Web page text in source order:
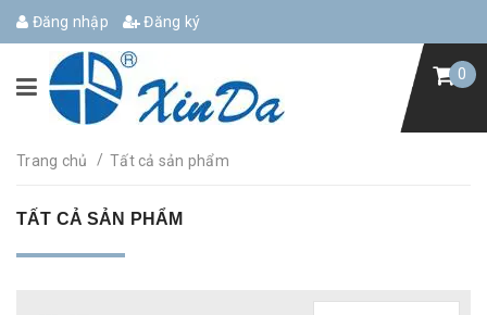
Đăng nhập Đăng ký
0
Trang chủ / Tất cả sản phẩm
TẤT CẢ SẢN PHẨM